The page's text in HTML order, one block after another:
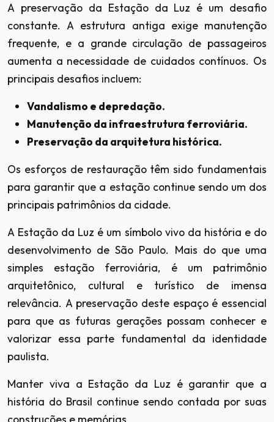
A preservação da Estação da Luz é um desafio
constante. A estrutura antiga exige manutenção
frequente, e a grande circulação de passageiros
aumenta a necessidade de cuidados contínuos. Os
principais desafios incluem:
Vandalismo e depredação.
Manutenção da infraestrutura ferroviária.
Preservação da arquitetura histórica.
Os esforços de restauração têm sido fundamentais
para garantir que a estação continue sendo um dos
principais patrimônios da cidade.
A Estação da Luz é um símbolo vivo da história e do
desenvolvimento de São Paulo. Mais do que uma
simples estação ferroviária, é um patrimônio
arquitetônico, cultural e turístico de imensa
relevância. A preservação deste espaço é essencial
para que as futuras gerações possam conhecer e
valorizar essa parte fundamental da identidade
paulista.
Manter viva a Estação da Luz é garantir que a
história do Brasil continue sendo contada por suas